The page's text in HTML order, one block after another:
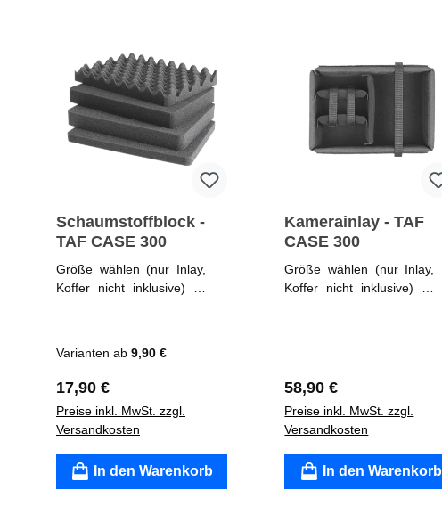
Schaumstoffblock -
TAF CASE 300
Größe wählen (nur Inlay,
Koffer nicht inklusive) **:
Varianten ab 9,90 €
Regulärer Preis:
17,90 €
Preise inkl. MwSt. zzgl.
Versandkosten
In den Warenkorb
Kamerainlay - TAF
CASE 300
Größe wählen (nur Inlay,
Koffer nicht inklusive) **:
Regulärer Preis:
58,90 €
Preise inkl. MwSt. zzgl.
Versandkosten
In den Warenkorb